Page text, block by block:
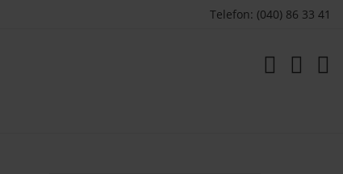
Telefon: (040) 86 33 41